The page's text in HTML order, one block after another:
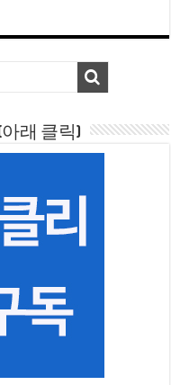
아래 클릭)